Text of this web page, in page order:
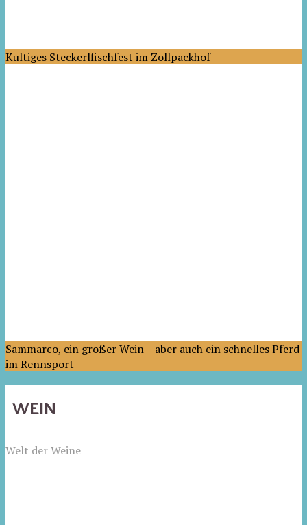
Kultiges Steckerlfischfest im Zollpackhof
Sammarco, ein großer Wein – aber auch ein schnelles Pferd
im Rennsport
WEIN
Welt der Weine